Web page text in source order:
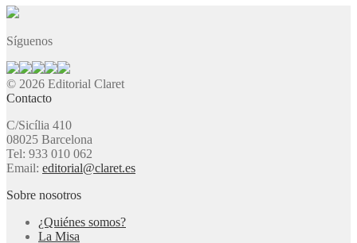
Síguenos
© 2026 Editorial Claret
Contacto
C/Sicília 410
08025 Barcelona
Tel: 933 010 062
Email: editorial@claret.es
Sobre nosotros
¿Quiénes somos?
La Misa